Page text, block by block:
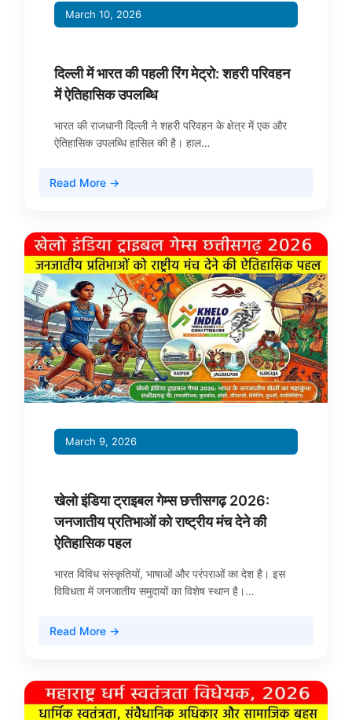
March 10, 2026
दिल्ली में भारत की पहली रिंग मेट्रो: शहरी परिवहन
में ऐतिहासिक उपलब्धि
भारत की राजधानी दिल्ली ने शहरी परिवहन के क्षेत्र में एक और
ऐतिहासिक उपलब्धि हासिल की है। हाल…
Read More →
March 9, 2026
खेलो इंडिया ट्राइबल गेम्स छत्तीसगढ़ 2026:
जनजातीय प्रतिभाओं को राष्ट्रीय मंच देने की
ऐतिहासिक पहल
भारत विविध संस्कृतियों, भाषाओं और परंपराओं का देश है। इस
विविधता में जनजातीय समुदायों का विशेष स्थान है।…
Read More →